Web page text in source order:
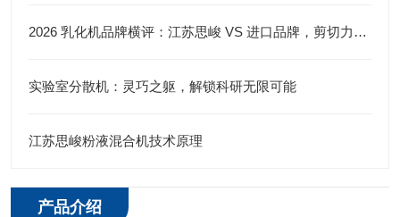
2026 乳化机品牌横评：江苏思峻 VS 进口品牌，剪切力与性价比谁更优？（附FAQ常见问题解答）
实验室分散机：灵巧之躯，解锁科研无限可能
江苏思峻粉液混合机技术原理
产品介绍